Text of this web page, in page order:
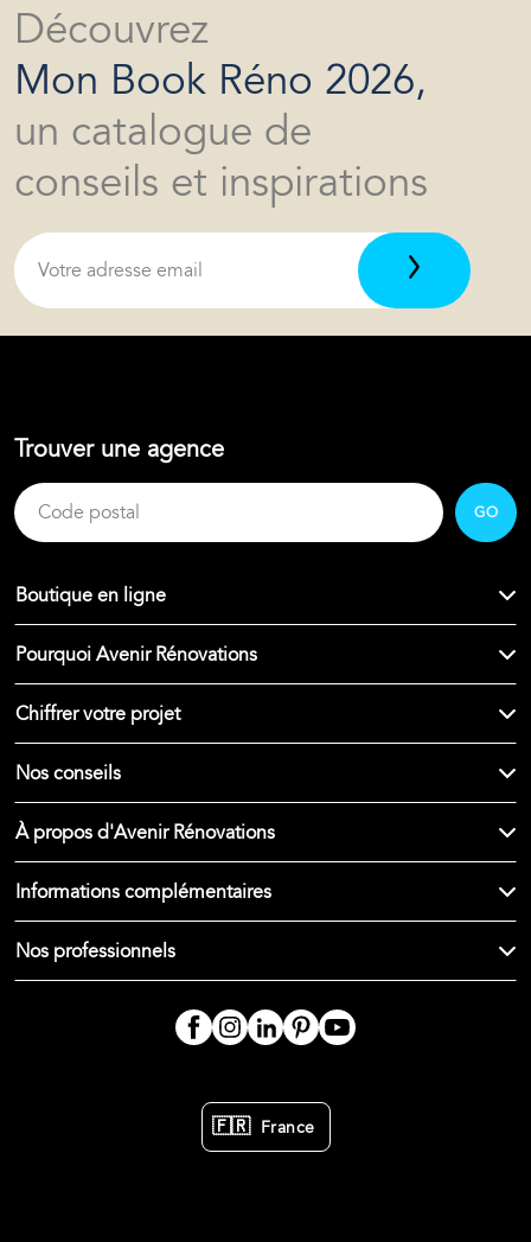
Découvrez
Mon Book Réno 2026,
un catalogue de
conseils et inspirations
Trouver une agence
GO
Boutique en ligne
Pourquoi Avenir Rénovations
Chiffrer votre projet
Nos conseils
À propos d'Avenir Rénovations
Informations complémentaires
Nos professionnels
🇫🇷 France